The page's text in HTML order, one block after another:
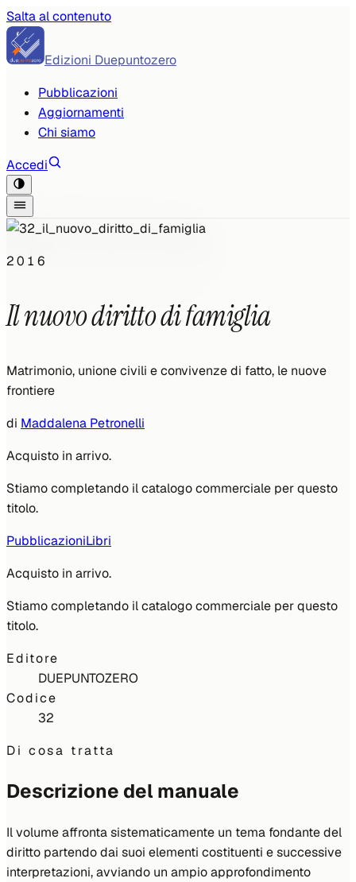
Salta al contenuto
Edizioni Duepuntozero
Pubblicazioni
Aggiornamenti
Chi siamo
Accedi
2016
Il nuovo diritto di famiglia
Matrimonio, unione civili e convivenze di fatto, le nuove
frontiere
di Maddalena Petronelli
Acquisto in arrivo.
Stiamo completando il catalogo commerciale per questo
titolo.
PubblicazioniLibri
Acquisto in arrivo.
Stiamo completando il catalogo commerciale per questo
titolo.
Editore
DUEPUNTOZERO
Codice
32
Di cosa tratta
Descrizione del manuale
Il volume affronta sistematicamente un tema fondante del
diritto partendo dai suoi elementi costituenti e successive
interpretazioni, avviando un ampio approfondimento